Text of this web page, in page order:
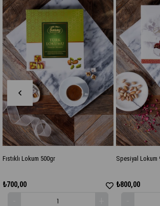
Spesiyal Lokum 950gr